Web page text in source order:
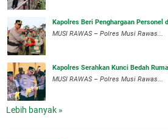
Kapolres Beri Penghargaan Personel
MUSI RAWAS – Polres Musi Rawas...
Kapolres Serahkan Kunci Bedah
MUSI RAWAS – Polres Musi Rawas...
Lebih banyak »